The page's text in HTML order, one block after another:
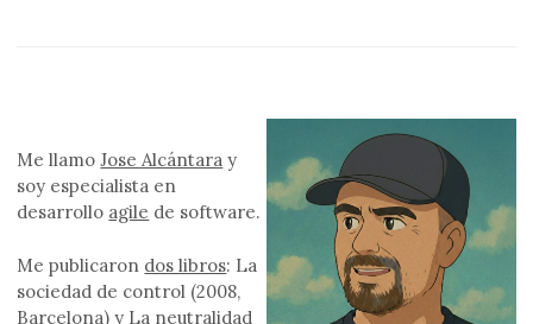
Me llamoJose Alcántara y
soy especialista en
desarrollo agile de software.
Me publicaron dos libros: La
sociedad de control (2008,
Barcelona) y La neutralidad